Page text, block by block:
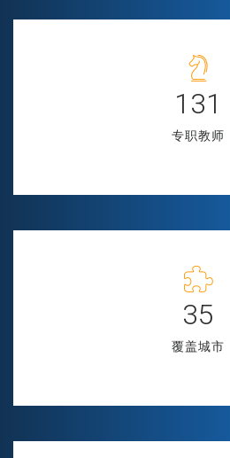
147
专职教师
39
覆盖城市